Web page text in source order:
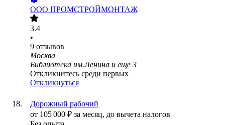
ООО ПРОМСТРОЙМОНТАЖ
3.4
•
9 отзывов
Москва
Библиотека им.Ленина и еще 3
Откликнитесь среди первых
Откликнуться
Дорожный рабочий
от 105 000 ₽ за месяц, до вычета налогов